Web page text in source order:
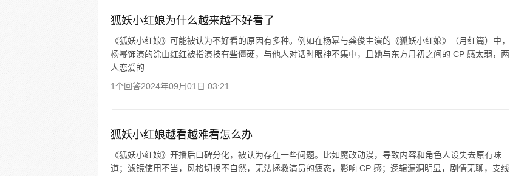
狐妖小红娘为什么越来越不好看了
《狐妖小红娘》可能被认为不好看的原因有多种。例如在杨幂与龚俊主演的《狐妖小红娘》（月红篇）中，
杨幂饰演的涂山红红被指演技有些僵硬，与他人对话时眼神不集中，且她与东方月初之间的 CP 感太弱，两
人恋爱的...
1个回答2024年09月01日 03:21
狐妖小红娘越看越难看怎么办
《狐妖小红娘》开播后口碑分化，被认为存在一些问题。比如魔改动漫，导致内容和角色人设失去原有味
道；滤镜使用不当，风格切换不自然，无法拯救演员的疲态，影响 CP 感；逻辑漏洞明显，剧情无聊，支线